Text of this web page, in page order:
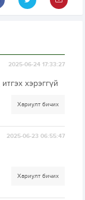
2025-06-24 17:33:27
хэрэггүй
Хариулт бичих
2025-06-23 06:55:47
Хариулт бичих